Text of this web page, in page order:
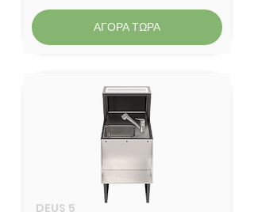
ΑΓΟΡΑ ΤΩΡΑ
DEUS 5